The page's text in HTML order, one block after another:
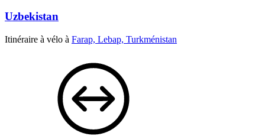
Uzbekistan
Itinéraire à vélo à Farap, Lebap, Turkménistan